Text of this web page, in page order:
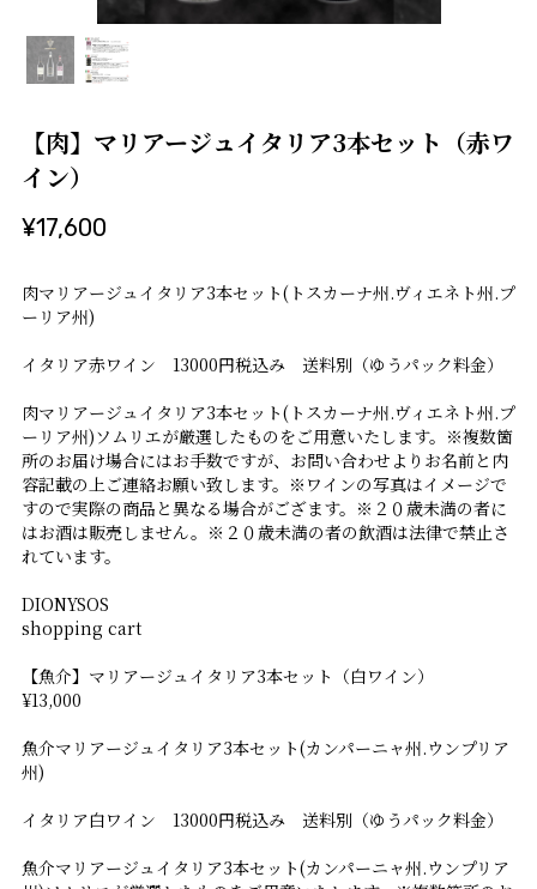
【肉】マリアージュイタリア3本セット（赤ワ
イン）
¥17,600
肉マリアージュイタリア3本セット(トスカーナ州.ヴィエネト州.プ
ーリア州)
イタリア赤ワイン 13000円税込み 送料別（ゆうパック料金）
肉マリアージュイタリア3本セット(トスカーナ州.ヴィエネト州.プ
ーリア州)ソムリエが厳選したものをご用意いたします。※複数箇
所のお届け場合にはお手数ですが、お問い合わせよりお名前と内
容記載の上ご連絡お願い致します。※ワインの写真はイメージで
すので実際の商品と異なる場合がござます。※２０歳未満の者に
はお酒は販売しません。※２０歳未満の者の飲酒は法律で禁止さ
れています。
DIONYSOS
shopping cart
【魚介】マリアージュイタリア3本セット（白ワイン）
¥13,000
魚介マリアージュイタリア3本セット(カンパーニャ州.ウンプリア
州)
イタリア白ワイン 13000円税込み 送料別（ゆうパック料金）
魚介マリアージュイタリア3本セット(カンパーニャ州.ウンプリア